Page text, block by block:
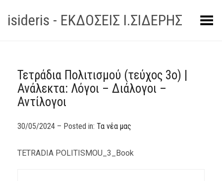
isideris - ΕΚΔΟΣΕΙΣ Ι.ΣΙΔΕΡΗΣToggle Menu
Τετράδια Πολιτισμού (τεύχος 3ο) |
Ανάλεκτα: Λόγοι – Διάλογοι –
Αντίλογοι
30/05/2024 – Posted in: Τα νέα μας
TETRADIA POLITISMOU_3_Book